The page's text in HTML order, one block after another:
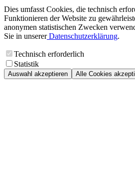
Dies umfasst Cookies, die technisch
Funktionieren der Website zu
anonymen statistischen Zwecken
Sie in unsererDatenschutzerklärung.
Technisch erforderlich
Statistik
Auswahl akzeptieren Alle Cookies